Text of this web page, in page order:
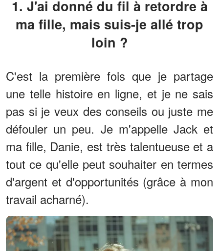
1. J'ai donné du fil à retordre à
ma fille, mais suis-je allé trop
loin ?
C'est la première fois que je partage
une telle histoire en ligne, et je ne sais
pas si je veux des conseils ou juste me
défouler un peu. Je m'appelle Jack et
ma fille, Danie, est très talentueuse et a
tout ce qu'elle peut souhaiter en termes
d'argent et d'opportunités (grâce à mon
travail acharné).